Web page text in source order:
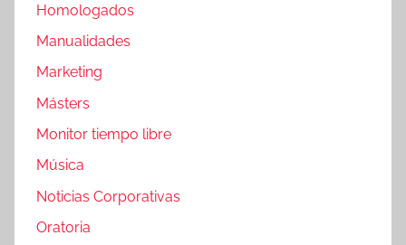
Homologados
Manualidades
Marketing
Másters
Monitor tiempo libre
Música
Noticias Corporativas
Oratoria